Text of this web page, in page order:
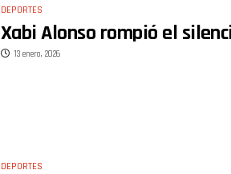
DEPORTES
Xabi Alonso rompió el
13 enero, 2026
DEPORTES